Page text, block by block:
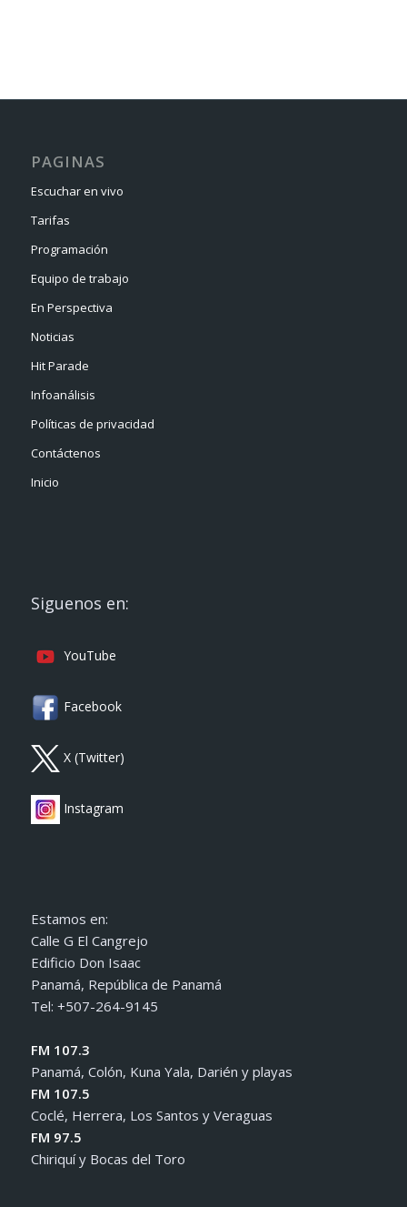
PAGINAS
Escuchar en vivo
Tarifas
Programación
Equipo de trabajo
En Perspectiva
Noticias
Hit Parade
Infoanálisis
Políticas de privacidad
Contáctenos
Inicio
Siguenos en:
YouTube
Facebook
X (Twitter)
Instagram
Estamos en:
Calle G El Cangrejo
Edificio Don Isaac
Panamá, República de Panamá
Tel: +507-264-9145
FM 107.3
Panamá, Colón, Kuna Yala, Darién y playas
FM 107.5
Coclé, Herrera, Los Santos y Veraguas
FM 97.5
Chiriquí y Bocas del Toro